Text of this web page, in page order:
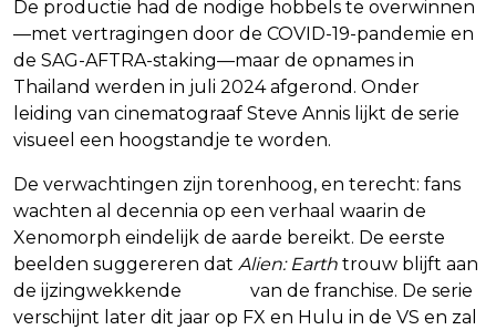
De productie had de nodige hobbels te overwinnen
—met vertragingen door de COVID-19-pandemie en
de SAG-AFTRA-staking—maar de opnames in
Thailand werden in juli 2024 afgerond. Onder
leiding van cinematograaf Steve Annis lijkt de serie
visueel een hoogstandje te worden.
De verwachtingen zijn torenhoog, en terecht: fans
wachten al decennia op een verhaal waarin de
Xenomorph eindelijk de aarde bereikt. De eerste
beelden suggereren dat Alien: Earth trouw blijft aan
de ijzingwekkende
van de franchise. De serie
verschijnt later dit jaar op FX en Hulu in de VS en zal